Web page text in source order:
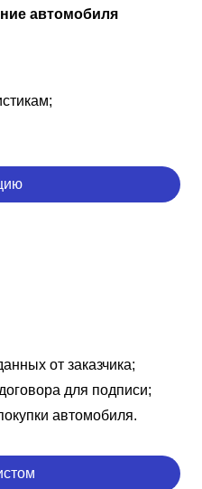
автомобиля
от заказчика;
для подписи;
автомобиля.